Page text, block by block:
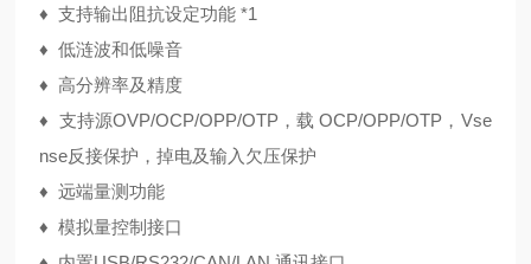
♦支持输出阻抗设定功能 *1
♦低涟波和低噪音
♦高分辨率及精度
♦ 支持源OVP/OCP/OPP/OTP，载 OCP/OPP/OTP，Vse
nse反接保护，掉电及输入欠压保护
♦远端量测功能
♦模拟量控制接口